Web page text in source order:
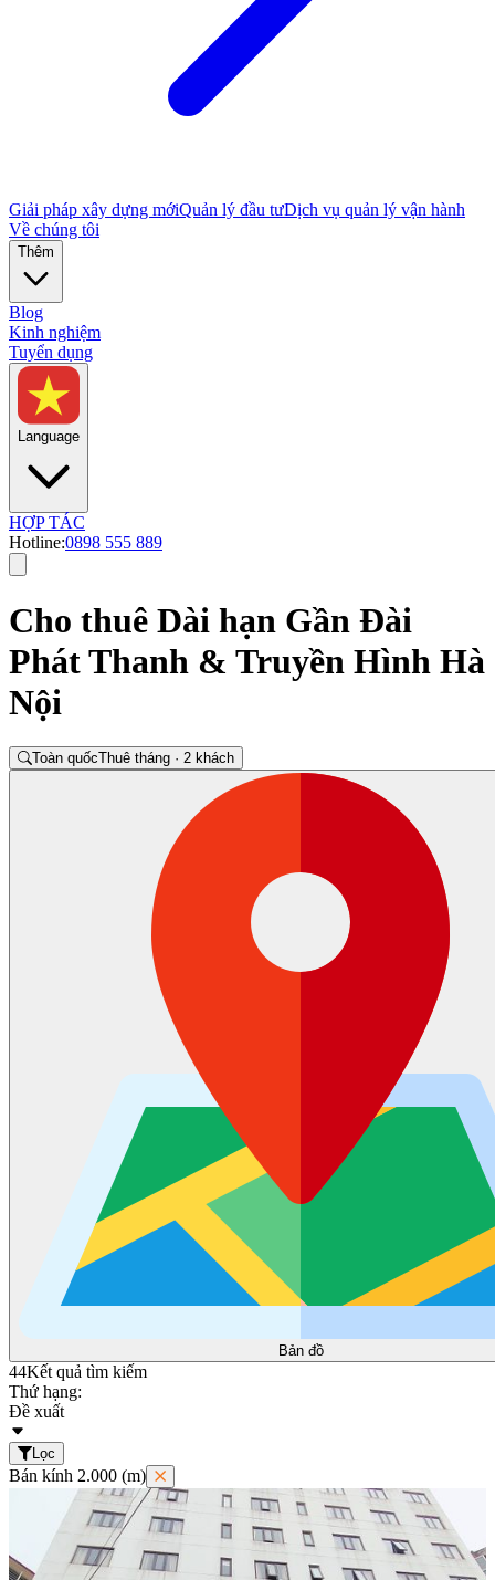
Giải pháp xây dựng mớiQuản lý đầu tưDịch vụ quản lý vận hành
Về chúng tôi
Thêm
Blog
Kinh nghiệm
Tuyển dụng
Language
HỢP TÁC
Hotline:0898 555 889
Cho thuê Dài hạn Gần Đài
Phát Thanh & Truyền Hình Hà
Nội
Toàn quốcThuê tháng · 2 khách
Bản đồ
44Kết quả tìm kiếm
Thứ hạng:
Đề xuất
Lọc
Bán kính 2.000 (m)